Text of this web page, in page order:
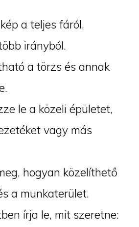
a teljes fáról,
irányból.
a törzs és annak
le a közeli épületet,
vagy más
hogyan közelíthető
a munkaterület.
írja le, mit szeretne: